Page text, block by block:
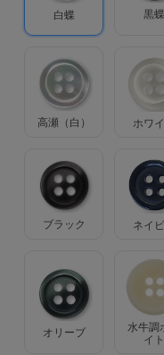
白蝶 黒蝶
高瀬（白） ホワ
ブラック ネイ
オリーブ
水牛調
イト